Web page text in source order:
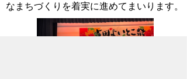
なまちづくりを着実に進めてまいります。